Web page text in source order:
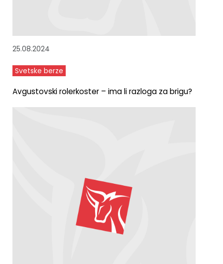
25.08.2024
Svetske berze
Avgustovski rolerkoster – ima li razloga za brigu?